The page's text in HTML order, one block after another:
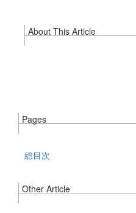
About This Article
Pages
総目次
Other Article